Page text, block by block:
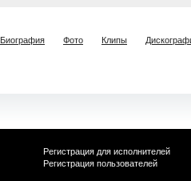
Биография Фото Клипы
Регистрация для исполнителей
Регистрация пользователей